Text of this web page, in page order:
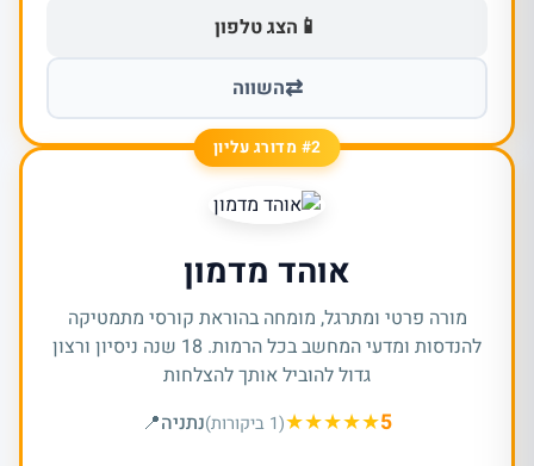
📱 הצג טלפון
⇄השווה
#2 מדורג עליון
אוהד מדמון
מורה פרטי ומתרגל, מומחה בהוראת קורסי מתמטיקה
להנדסות ומדעי המחשב בכל הרמות. 18 שנה ניסיון ורצון
גדול להוביל אותך להצלחות
(1 ביקורות)★★★★★5 נתניה📍